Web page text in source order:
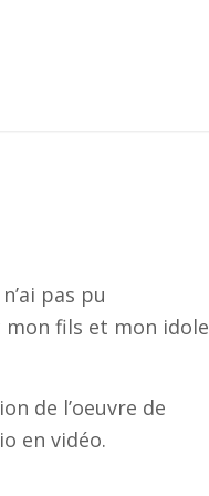
pas pu
mon fils et mon idole
de l’oeuvre de
en vidéo.